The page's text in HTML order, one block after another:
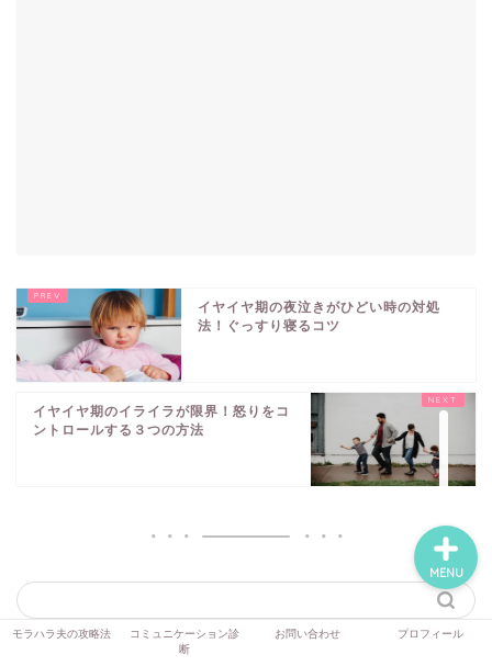
イヤイヤ期の夜泣きがひどい時の対処
法！ぐっすり寝るコツ
イヤイヤ期のイライラが限界！怒りをコ
ントロールする３つの方法
モラハラ夫の攻略法
コミュニケーション診
断
お問い合わせ プロフィール
MENU
コミュニケーション診断
プロフィール